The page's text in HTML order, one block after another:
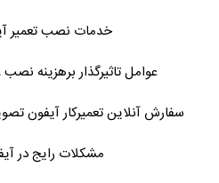
خدمات نصب تعمیر
عوامل تاثیرگذار برهزینه
سفارش آنلاین تعمیرکار آیفون
مشکلات رایج در